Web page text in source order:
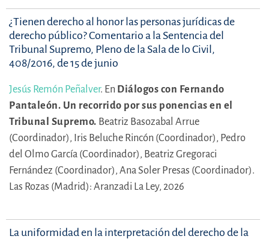
¿Tienen derecho al honor las personas jurídicas de
derecho público? Comentario a la Sentencia del
Tribunal Supremo, Pleno de la Sala de lo Civil,
408/2016, de 15 de junio
Jesús Remón Peñalver. En Diálogos con Fernando
Pantaleón. Un recorrido por sus ponencias en el
Tribunal Supremo. Beatriz Basozabal Arrue
(Coordinador), Iris Beluche Rincón (Coordinador), Pedro
del Olmo García (Coordinador), Beatriz Gregoraci
Fernández (Coordinador), Ana Soler Presas (Coordinador).
Las Rozas (Madrid): Aranzadi La Ley, 2026
La uniformidad en la interpretación del derecho de la